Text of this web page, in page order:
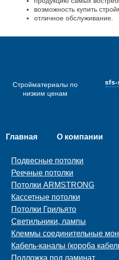
возможность купить
отличное обслуживание.
Стройматериалы по
низким ценам
sfs-
Главная О компании
Подвесные потолки
Реечные потолки
Потолки ARMSTRONG
Кассетные потолки
Потолки Грильято
Светильники, лампы
Клеммы соединительные
Кабель-каналы (короба
Подложка под ламинат